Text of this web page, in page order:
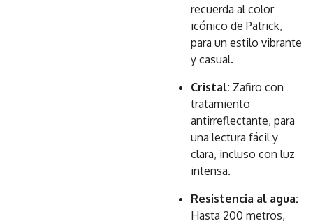
recuerda al color
icónico de Patrick,
para un estilo vibrante
y casual.
Cristal: Zafiro con
tratamiento
antirreflectante, para
una lectura fácil y
clara, incluso con luz
intensa.
Resistencia al agua:
Hasta 200 metros,